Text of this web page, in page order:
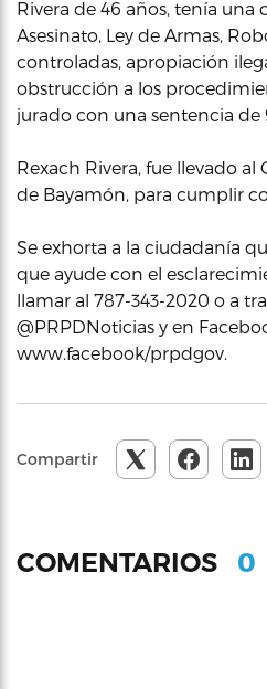
Rivera de 46 años, tenía una
Asesinato, Ley de Armas,
controladas, apropiación
obstrucción a los
jurado con una sentencia de
Rexach Rivera, fue llevado
de Bayamón, para cumplir
Se exhorta a la ciudadanía
que ayude con el
llamar al 787-343-2020 o a
@PRPDNoticias y en
www.facebook/prpdgov.
Compartir
COMENTARIOS 0